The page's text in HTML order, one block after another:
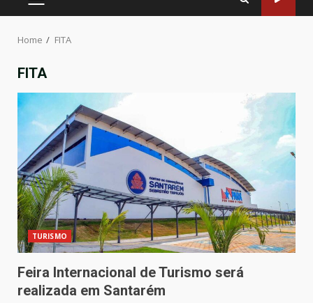
PRIMARY
Home FITA
FITA
TURISMO
Feira Internacional de Turismo será
realizada em Santarém